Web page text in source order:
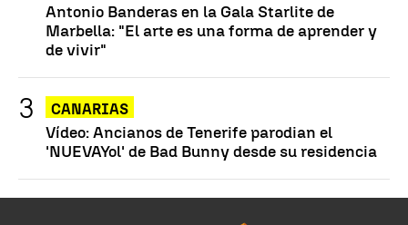
Antonio Banderas en la Gala Starlite de
Marbella: "El arte es una forma de aprender y
de vivir"
CANARIAS
Vídeo: Ancianos de Tenerife parodian el
'NUEVAYol' de Bad Bunny desde su residencia